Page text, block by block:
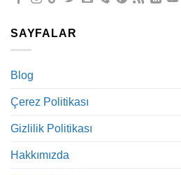
SAYFALAR
Blog
Çerez Politikası
Gizlilik Politikası
Hakkımızda